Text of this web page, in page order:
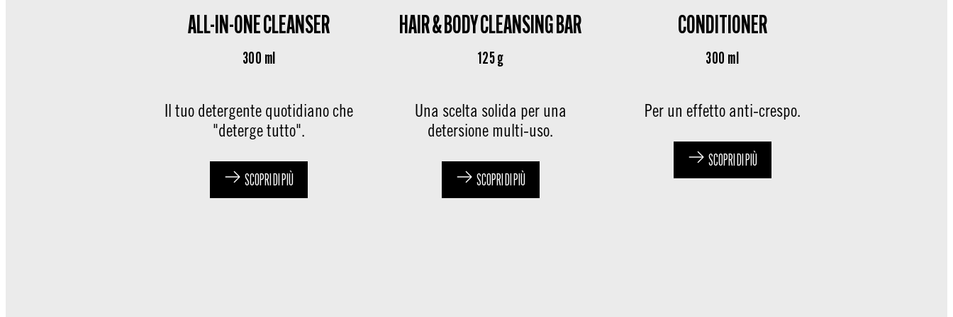
ALL-IN-ONE CLEANSER
300 ml
Il tuo detergente quotidiano che
"deterge tutto".
SCOPRI DI PIÙ
HAIR & BODY CLEANSING BAR
125 g
Una scelta solida per una
detersione multi-uso.
SCOPRI DI PIÙ
CONDITIONER
300 ml
Per un effetto anti-crespo.
SCOPRI DI PIÙ